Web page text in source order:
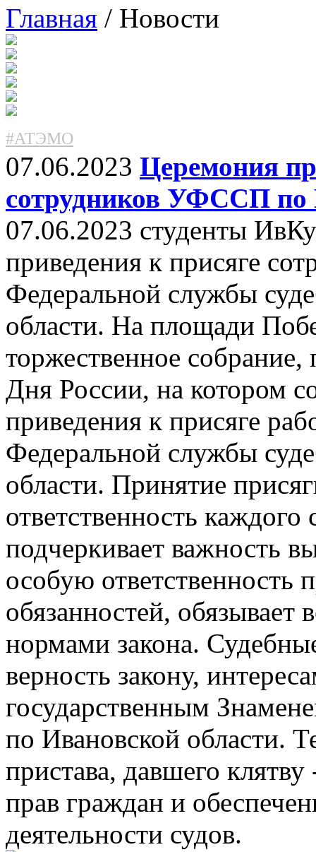
Главная / Новости
#АТЭМО
07.06.2023 Церемония
сотрудников УФССП по
07.06.2023 студенты
приведения к присяге
Федеральной службы
области. На площади
торжественное
Дня России, на котором
приведения к присяге
Федеральной службы
области. Принятие
ответственность каждого
подчеркивает важность
особую
обязанностей, обязывает
нормами закона.
верность закону,
государственным
по Ивановской области.
пристава, давшего
прав граждан и
деятельности судов.